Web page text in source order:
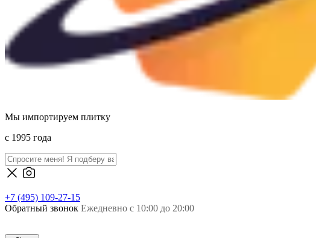
Мы импортируем плитку
c 1995 года
+7 (495) 109-27-15
Обратный звонок Ежедневно с 10:00 до 20:00